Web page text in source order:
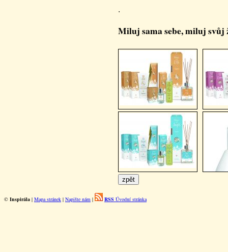
.
Miluj sama sebe, miluj svůj
© Inspirála | Mapa stránek | Napište nám | RSS Úvodní stránka